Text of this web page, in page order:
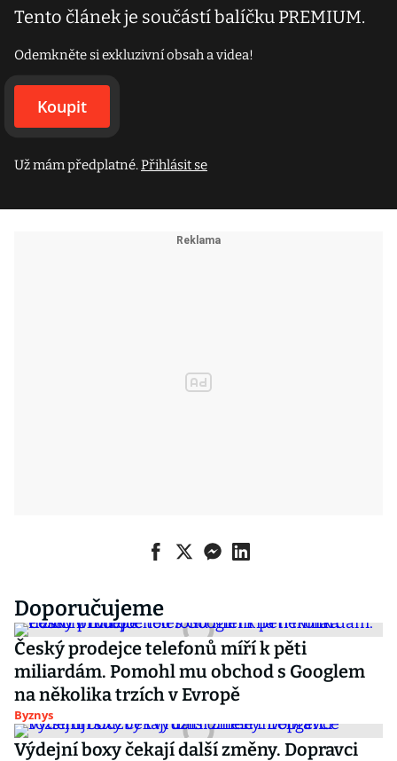
Tento článek je součástí balíčku PREMIUM.
Odemkněte si exkluzivní obsah a videa!
Koupit
Už mám předplatné.Přihlásit se
Doporučujeme
Český prodejce telefonů míří k pěti
miliardám. Pomohl mu obchod s Googlem
na několika trzích v Evropě
Byznys
Výdejní boxy čekají další změny. Dopravci